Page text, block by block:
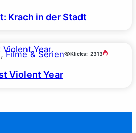
Krach in der Stadt
, Filme & Serien Klicks: 2313
Violent Year